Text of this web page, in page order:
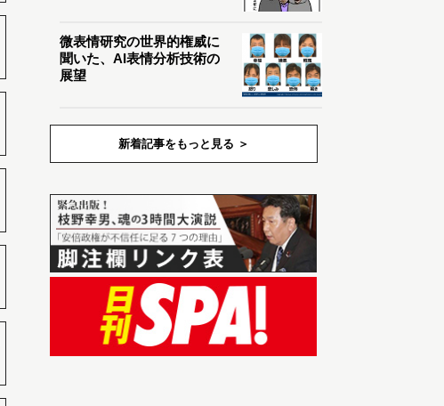
微表情研究の世界的権威に
聞いた、AI表情分析技術の
展望
新着記事をもっと見る